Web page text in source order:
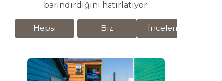
barındırdığını hatırlatıyor.
Hepsi Biz İnceleme